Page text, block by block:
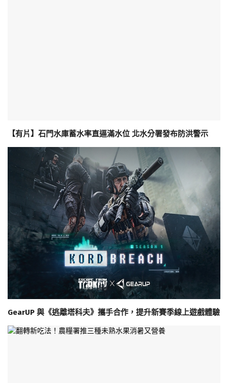
【有片】石門水庫蓄水率直逼滿水位 北水分署發布防洪警示
GearUP 與《逃離塔科夫》攜手合作，提升新賽季線上遊戲體驗